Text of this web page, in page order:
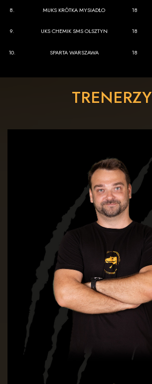
8. MUKS KRÓTKA MYSIADŁO 18
9. UKS CHEMIK SMS OLSZTYN 18
10. SPARTA WARSZAWA 18
TRENERZY